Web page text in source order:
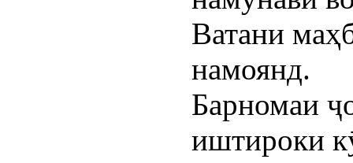
Ватани
намоянд.
Барномаи
иштироки